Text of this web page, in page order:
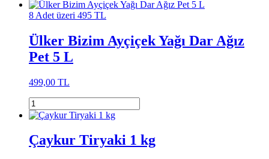
8 Adet üzeri 495 TL
Ülker Bizim Ayçiçek Yağı Dar Ağız
Pet 5 L
499,00 TL
Çaykur Tiryaki 1 kg